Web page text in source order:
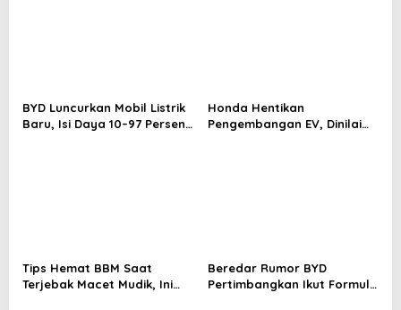
BYD Luncurkan Mobil Listrik
Baru, Isi Daya 10–97 Persen
Honda Hentikan
Pengembangan EV, Dinilai
Tips Hemat BBM Saat
Terjebak Macet Mudik, Ini
Beredar Rumor BYD
Pertimbangkan Ikut Formula